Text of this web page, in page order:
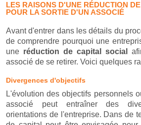
LES RAISONS D'UNE RÉDUCTION
POUR LA SORTIE D'UN ASSOCIÉ
Avant d'entrer dans les détails du
de comprendre pourquoi une
une réduction de capital social
associé de se retirer. Voici quelques
Divergences d'objectifs
L'évolution des objectifs personnels
associé peut entraîner des
orientations de l'entreprise. Dans de